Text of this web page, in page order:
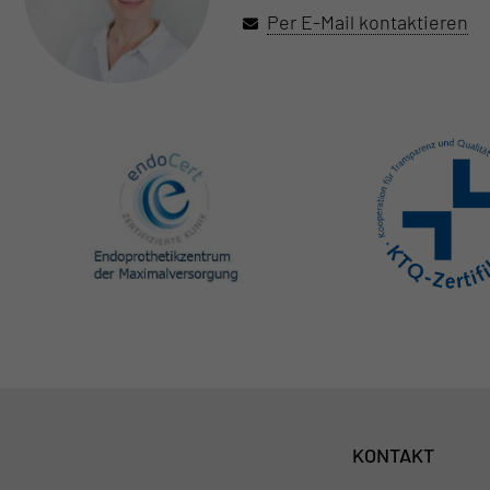
Per E-Mail kontaktieren
KONTAKT